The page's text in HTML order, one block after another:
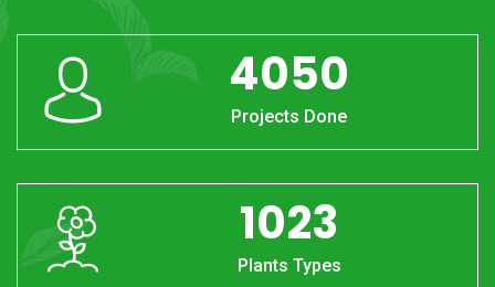
4050
Projects Done
1023
Plants Types